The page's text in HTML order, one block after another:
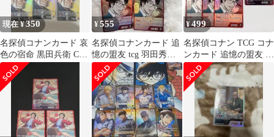
現在 ¥350
名探偵コナンカード 哀
色の宿命 黒田兵衛 CP 2
枚 SR 3枚
¥555
名探偵コナンカード 追
憶の盟友 tcg 羽田秀吉
RP R
¥499
名探偵コナン TCG コナ
ンカード 追憶の盟友 R
RP 羽田秀吉